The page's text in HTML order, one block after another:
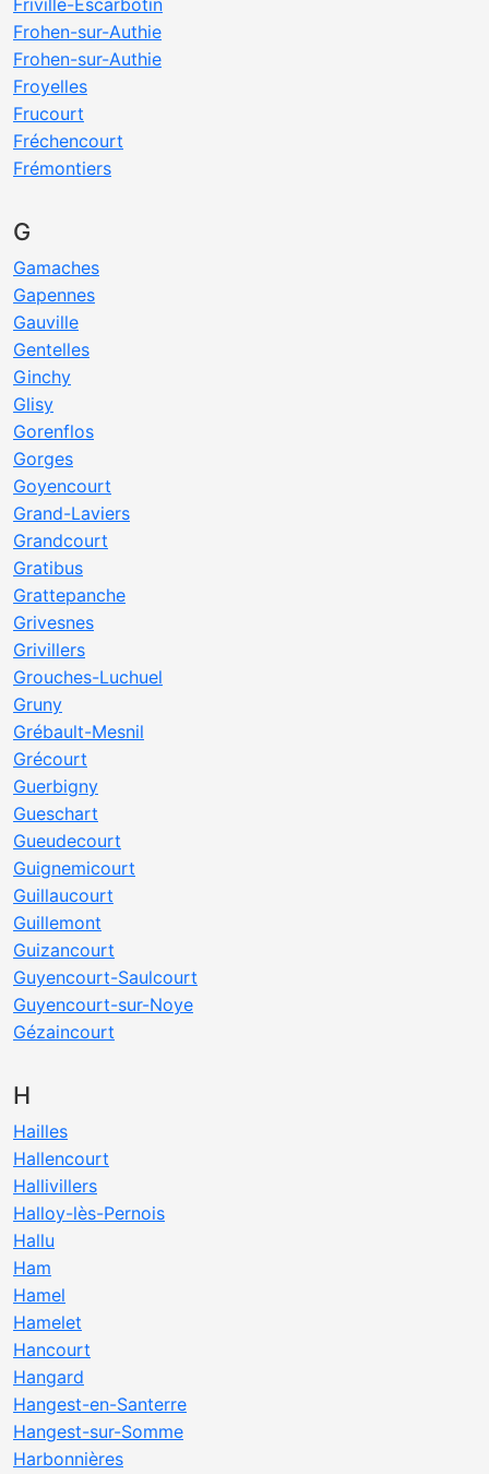
Friville-Escarbotin
Frohen-sur-Authie
Frohen-sur-Authie
Froyelles
Frucourt
Fréchencourt
Frémontiers
G
Gamaches
Gapennes
Gauville
Gentelles
Ginchy
Glisy
Gorenflos
Gorges
Goyencourt
Grand-Laviers
Grandcourt
Gratibus
Grattepanche
Grivesnes
Grivillers
Grouches-Luchuel
Gruny
Grébault-Mesnil
Grécourt
Guerbigny
Gueschart
Gueudecourt
Guignemicourt
Guillaucourt
Guillemont
Guizancourt
Guyencourt-Saulcourt
Guyencourt-sur-Noye
Gézaincourt
H
Hailles
Hallencourt
Hallivillers
Halloy-lès-Pernois
Hallu
Ham
Hamel
Hamelet
Hancourt
Hangard
Hangest-en-Santerre
Hangest-sur-Somme
Harbonnières